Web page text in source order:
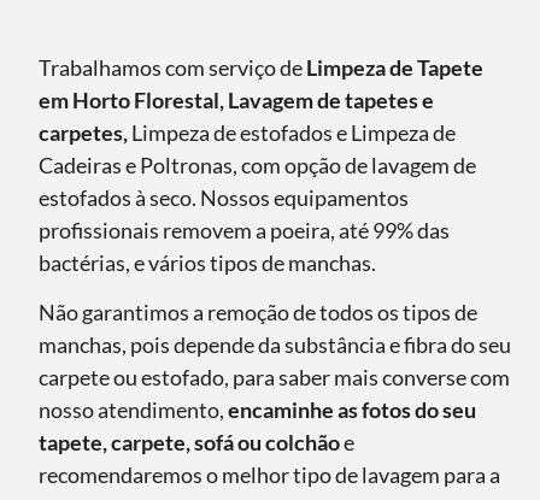
Trabalhamos com serviço deLimpeza de Tapete
em Horto Florestal, Lavagem de tapetes e
carpetes,Limpeza de estofados e Limpeza de
Cadeiras e Poltronas, com opção de lavagem de
estofados à seco. Nossos equipamentos
profissionais removem a poeira, até 99% das
bactérias, e vários tipos de manchas.
Não garantimos a remoção de todos os tipos de
manchas, pois depende da substância e fibra do seu
carpete ou estofado, para saber mais converse com
nosso atendimento,encaminhe as fotos do seu
tapete, carpete, sofá ou colchãoe
recomendaremos o melhor tipo de lavagem para a